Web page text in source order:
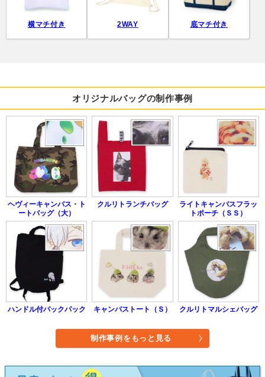
横マチ付き 2WAY 底マチ付き
オリジナルバッグの制作事例
ヘヴィーキャンバス・ト
ートバッグ（大）
クルリトランチバッグ
ライトキャンバスフラッ
トポーチ（ＳＳ）
ハンドル付バックパック キャンバストート（Ｓ） クルリトマルシェバッグ
制作事例をもっと見る